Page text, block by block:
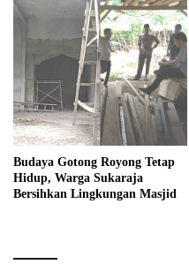
Budaya Gotong Royong Tetap
Hidup, Warga Sukaraja
Bersihkan Lingkungan Masjid